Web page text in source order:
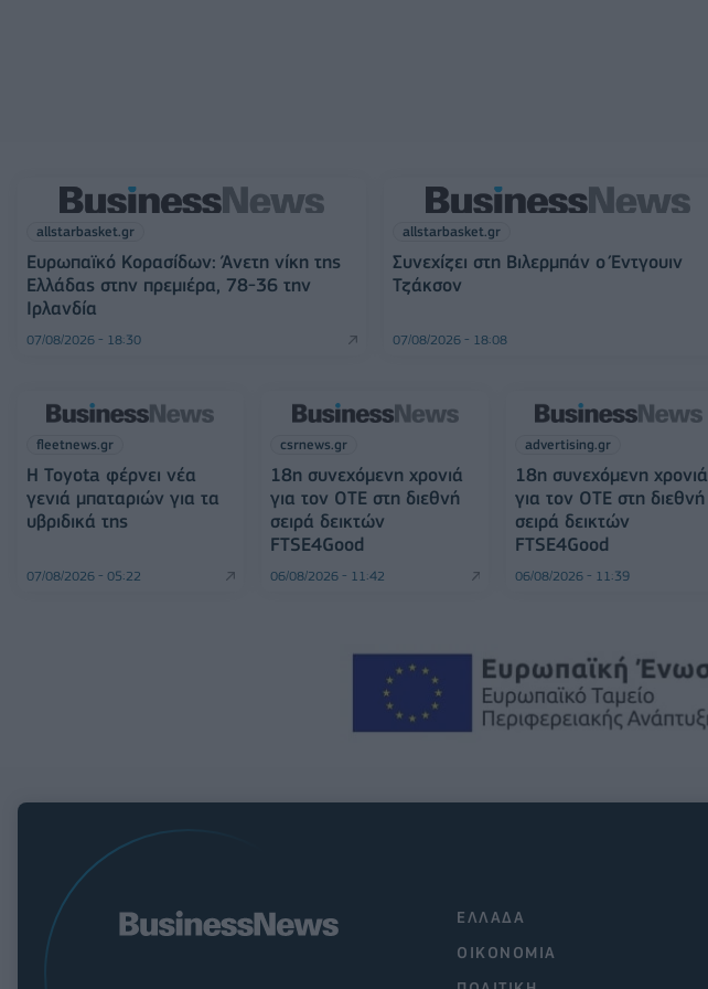
allstarbasket.gr
Ευρωπαϊκό Κορασίδων: Άνετη νίκη της
Ελλάδας στην πρεμιέρα, 78-36 την
Ιρλανδία
07/08/2026 - 18:30
allstarbasket.gr
Συνεχίζει στη Βιλερμπάν ο Έντγουιν
Τζάκσον
07/08/2026 - 18:08
fleetnews.gr
Η Toyota φέρνει νέα
γενιά μπαταριών για τα
υβριδικά της
07/08/2026 - 05:22
csrnews.gr
18η συνεχόμενη χρονιά
για τον ΟΤΕ στη διεθνή
σειρά δεικτών
FTSE4Good
06/08/2026 - 11:42
advertising.gr
18η συνεχόμενη χρονιά
για τον ΟΤΕ στη διεθνή
σειρά δεικτών
FTSE4Good
06/08/2026 - 11:39
ΕΛΛΑΔΑ
ΟΙΚΟΝΟΜΙΑ